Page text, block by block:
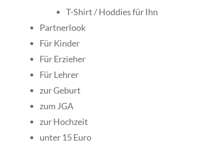
T-Shirt / Hoddies für Ihn
Partnerlook
Für Kinder
Für Erzieher
Für Lehrer
zur Geburt
zum JGA
zur Hochzeit
unter 15 Euro